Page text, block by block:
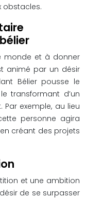
obstacles.
monde et à donner
animé par un désir
Bélier pousse le
transformant d’un
exemple, au lieu
personne agira
créant des projets
et une ambition
de se surpasser